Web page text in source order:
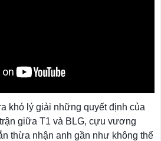
khó lý giải những quyết định của
giữa T1 và BLG, cựu vương
thừa nhận anh gần như không thể